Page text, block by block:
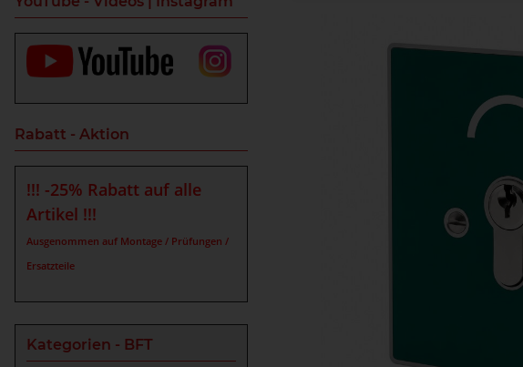
Rabatt - Aktion
!!! -25% Rabatt auf alle
Artikel !!!
Ausgenommen auf Montage / Prüfungen /
Ersatzteile
Kategorien - BFT